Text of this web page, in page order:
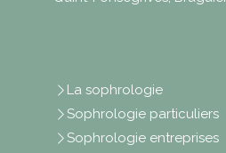
La sophrologie
Sophrologie particuliers
Sophrologie entreprises